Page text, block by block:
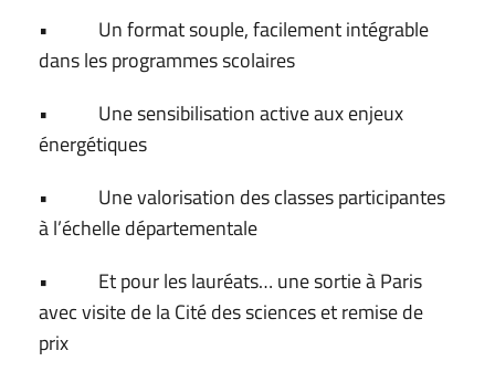
• Un format souple, facilement intégrable
dans les programmes scolaires
• Une sensibilisation active aux enjeux
énergétiques
• Une valorisation des classes participantes
à l’échelle départementale
• Et pour les lauréats… une sortie à Paris
avec visite de la Cité des sciences et remise de
prix